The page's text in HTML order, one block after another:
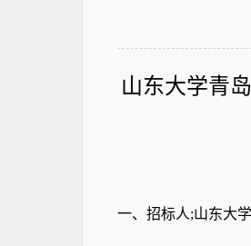
山东大学青
一、 招标人;山东大